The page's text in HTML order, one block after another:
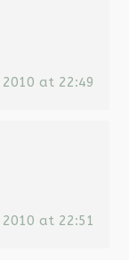
at 22:49
at 22:51